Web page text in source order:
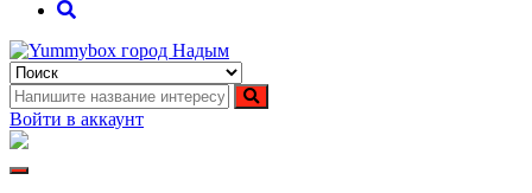
Yummybox город Надым
Суши, роллы, пицца, вок в городе Надым. Ямало-Ненецкий
автономный округ
Войти в аккаунт